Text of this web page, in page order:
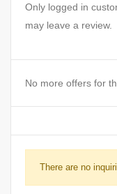
Only logged in
may leave a review.
No more offers for
There are no